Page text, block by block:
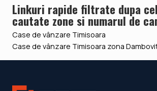
Linkuri rapide filtrate dupa
cautate zone si numarul de
Case de vânzare Timisoara
Case de vânzare Timisoara zona